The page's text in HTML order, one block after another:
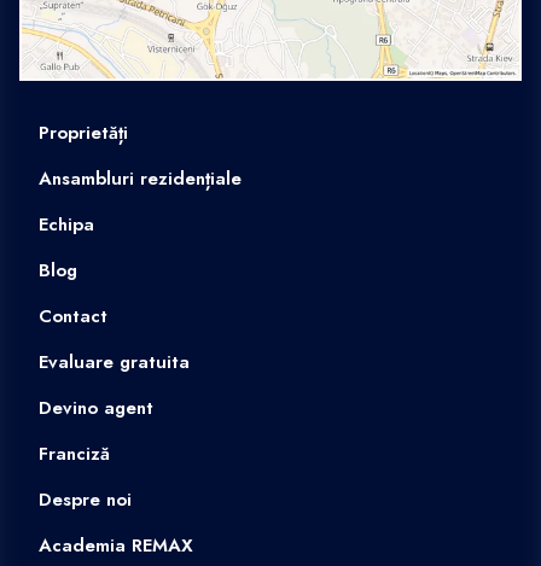
Proprietăți
Ansambluri rezidențiale
Echipa
Blog
Contact
Evaluare gratuita
Devino agent
Franciză
Despre noi
Academia REMAX